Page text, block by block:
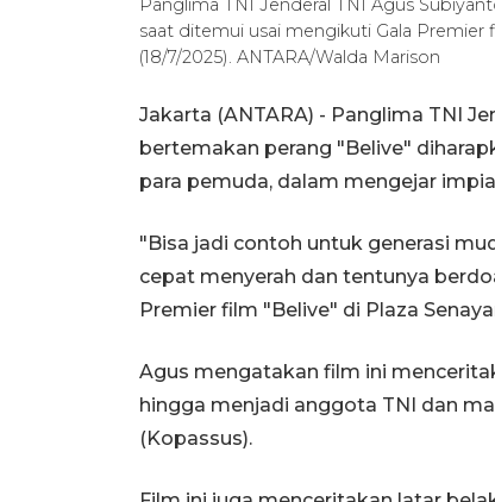
Panglima TNI Jenderal TNI Agus
saat ditemui usai mengikuti Gala Premier
(18/7/2025). ANTARA/Walda Marison
Jakarta (ANTARA) - Panglima TNI
bertemakan perang "Belive"
para pemuda, dalam mengejar
"Bisa jadi contoh untuk generasi
cepat menyerah dan tentunya
Premier film "Belive" di Plaza
Agus mengatakan film ini
hingga menjadi anggota TNI dan
(Kopassus).